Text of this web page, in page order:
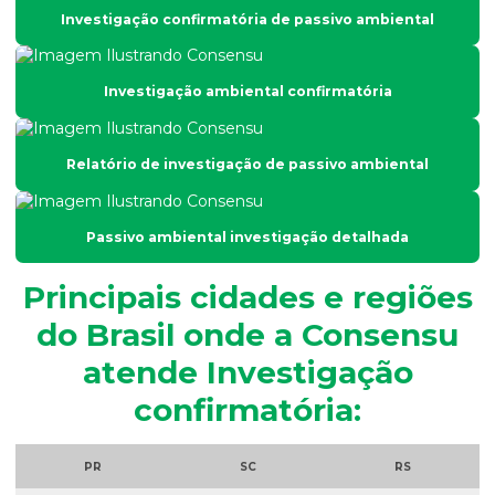
Análise de fertilidade do solo
Análise física do solo
Análise físico química e microbiológica de água
Análise granulométrica
Análise granulométrica do solo
Análise microbiológica de água
Análise microbiológica de água para consumo humano
Análise microbiológica do esgoto
Análise de ph do solo
Investigação confirmatória de passivo ambiental
Investigação ambiental confirmatória
Relatório de investigação de passivo ambiental
Passivo ambiental investigação detalhada
Principais cidades e regiões
do Brasil onde a Consensu
atende Investigação
confirmatória:
PR SC RS